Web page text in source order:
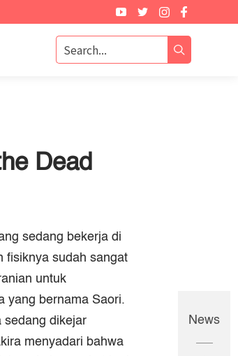
Dead
sedang bekerja di
fisiknya sudah sangat
untuk
yang bernama Saori.
sedang dikejar
menyadari bahwa
News